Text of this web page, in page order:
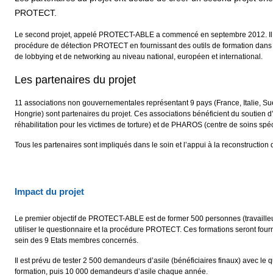
PROTECT.
Le second projet, appelé PROTECT-ABLE a commencé en septembre 2012.
procédure de détection PROTECT en fournissant des outils de formation
de lobbying et de networking au niveau national, européen et international.
Les partenaires du projet
11 associations non gouvernementales représentant 9 pays (France, Italie,
Hongrie) sont partenaires du projet. Ces associations bénéficient du soutien
réhabilitation pour les victimes de torture) et de PHAROS (centre de soins
Tous les partenaires sont impliqués dans le soin et l’appui à la reconstruction
Impact du projet
Le premier objectif de PROTECT-ABLE est de former 500 personnes
utiliser le questionnaire et la procédure PROTECT. Ces formations seront
sein des 9 Etats membres concernés.
Il est prévu de tester 2 500 demandeurs d’asile (bénéficiaires finaux) avec
formation, puis 10 000 demandeurs d’asile chaque année.